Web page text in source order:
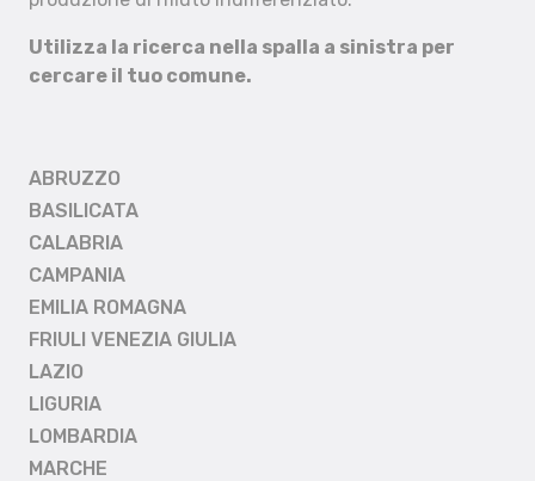
Utilizza la ricerca nella spalla a sinistra per
cercare il tuo comune.
ABRUZZO
BASILICATA
CALABRIA
CAMPANIA
EMILIA ROMAGNA
FRIULI VENEZIA GIULIA
LAZIO
LIGURIA
LOMBARDIA
MARCHE